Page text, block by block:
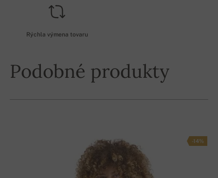
Rýchla výmena tovaru
Podobné produkty
-14%